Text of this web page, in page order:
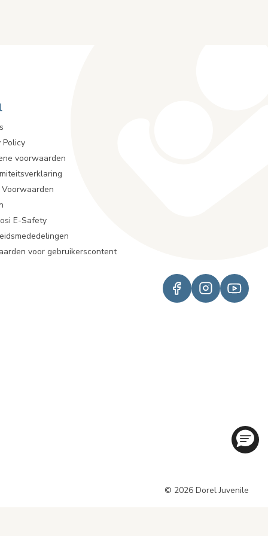
Policy
voorwaarden
E-Safety
voor gebruikerscontent
© 2026 Dorel Juvenile